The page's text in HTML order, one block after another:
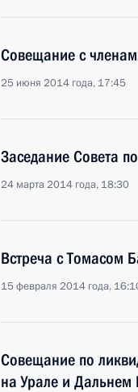
Совещание с
25 июня 2014 года, 17:45
Заседание Совета
24 марта 2014 года, 18:30
Встреча с Томасом
15 февраля 2014 года,
Совещание по
на Урале и Дальнем